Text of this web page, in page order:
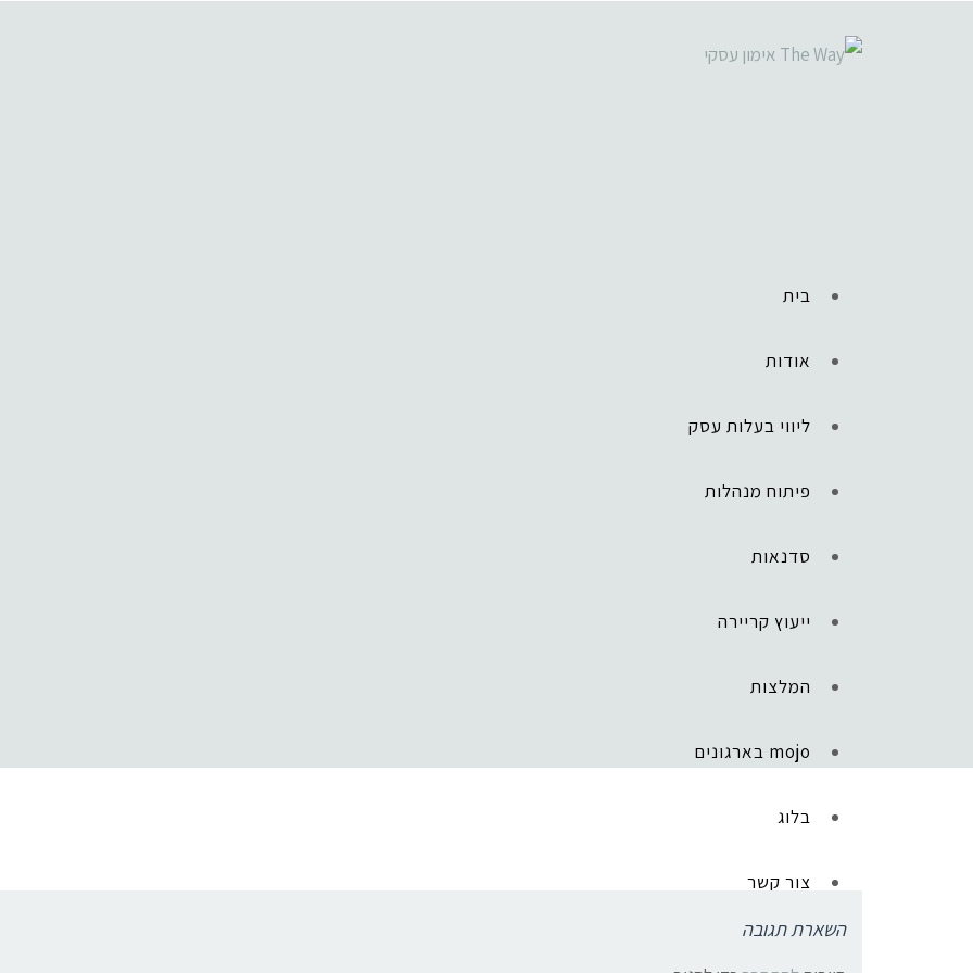
בית
אודות
ליווי בעלות עסק
פיתוח מנהלות
סדנאות
ייעוץ קריירה
המלצות
mojo בארגונים
בלוג
צור קשר
ראשי»קפיצה עסקית»הסוד של ט"ו בשבט להגשמת מטרות בעסק שלך
טו בשבט בעסקים
השארת תגובה